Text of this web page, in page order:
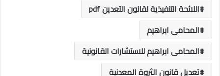
اللائحة التنفيذية لقانون التعدين pdf
المحامى ابراهيم
المحامى ابراهيم للاستشارات القانونية
تعديل قانون الثروة المعدنية